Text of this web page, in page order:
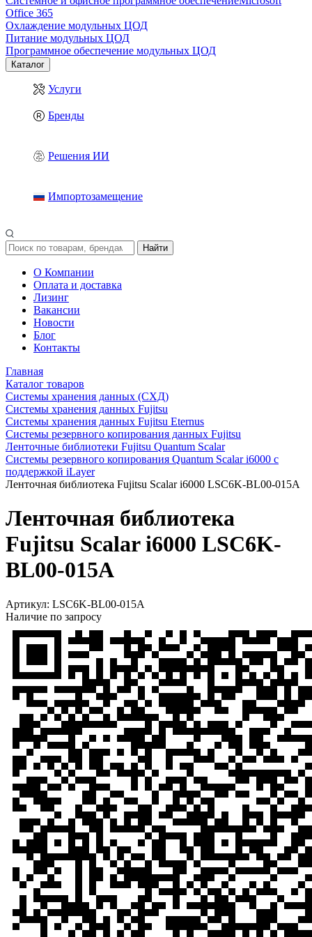
Office 365
Охлаждение модульных ЦОД
Питание модульных ЦОД
Программное обеспечение модульных ЦОД
Каталог
Услуги
Бренды
Решения ИИ
Импортозамещение
Найти
О Компании
Оплата и доставка
Лизинг
Вакансии
Новости
Блог
Контакты
Главная
Каталог товаров
Системы хранения данных (СХД)
Системы хранения данных Fujitsu
Системы хранения данных Fujitsu Eternus
Системы резервного копирования данных Fujitsu
Ленточные библиотеки Fujitsu Quantum Scalar
Системы резервного копирования Quantum Scalar i6000 с
поддержкой iLayer
Ленточная библиотека Fujitsu Scalar i6000 LSC6K-BL00-015A
Ленточная библиотека
Fujitsu Scalar i6000 LSC6K-
BL00-015A
Артикул: LSC6K-BL00-015A
Наличие по запросу